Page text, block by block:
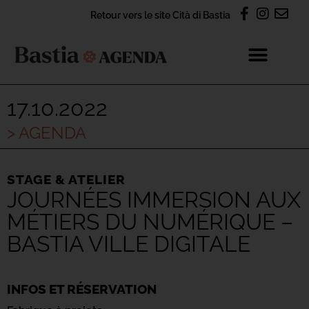
Retour vers le site Cità di Bastia
17.10.2022
> AGENDA
STAGE & ATELIER
JOURNÉES IMMERSION AUX
MÉTIERS DU NUMÉRIQUE –
BASTIA VILLE DIGITALE
INFOS ET RÉSERVATION